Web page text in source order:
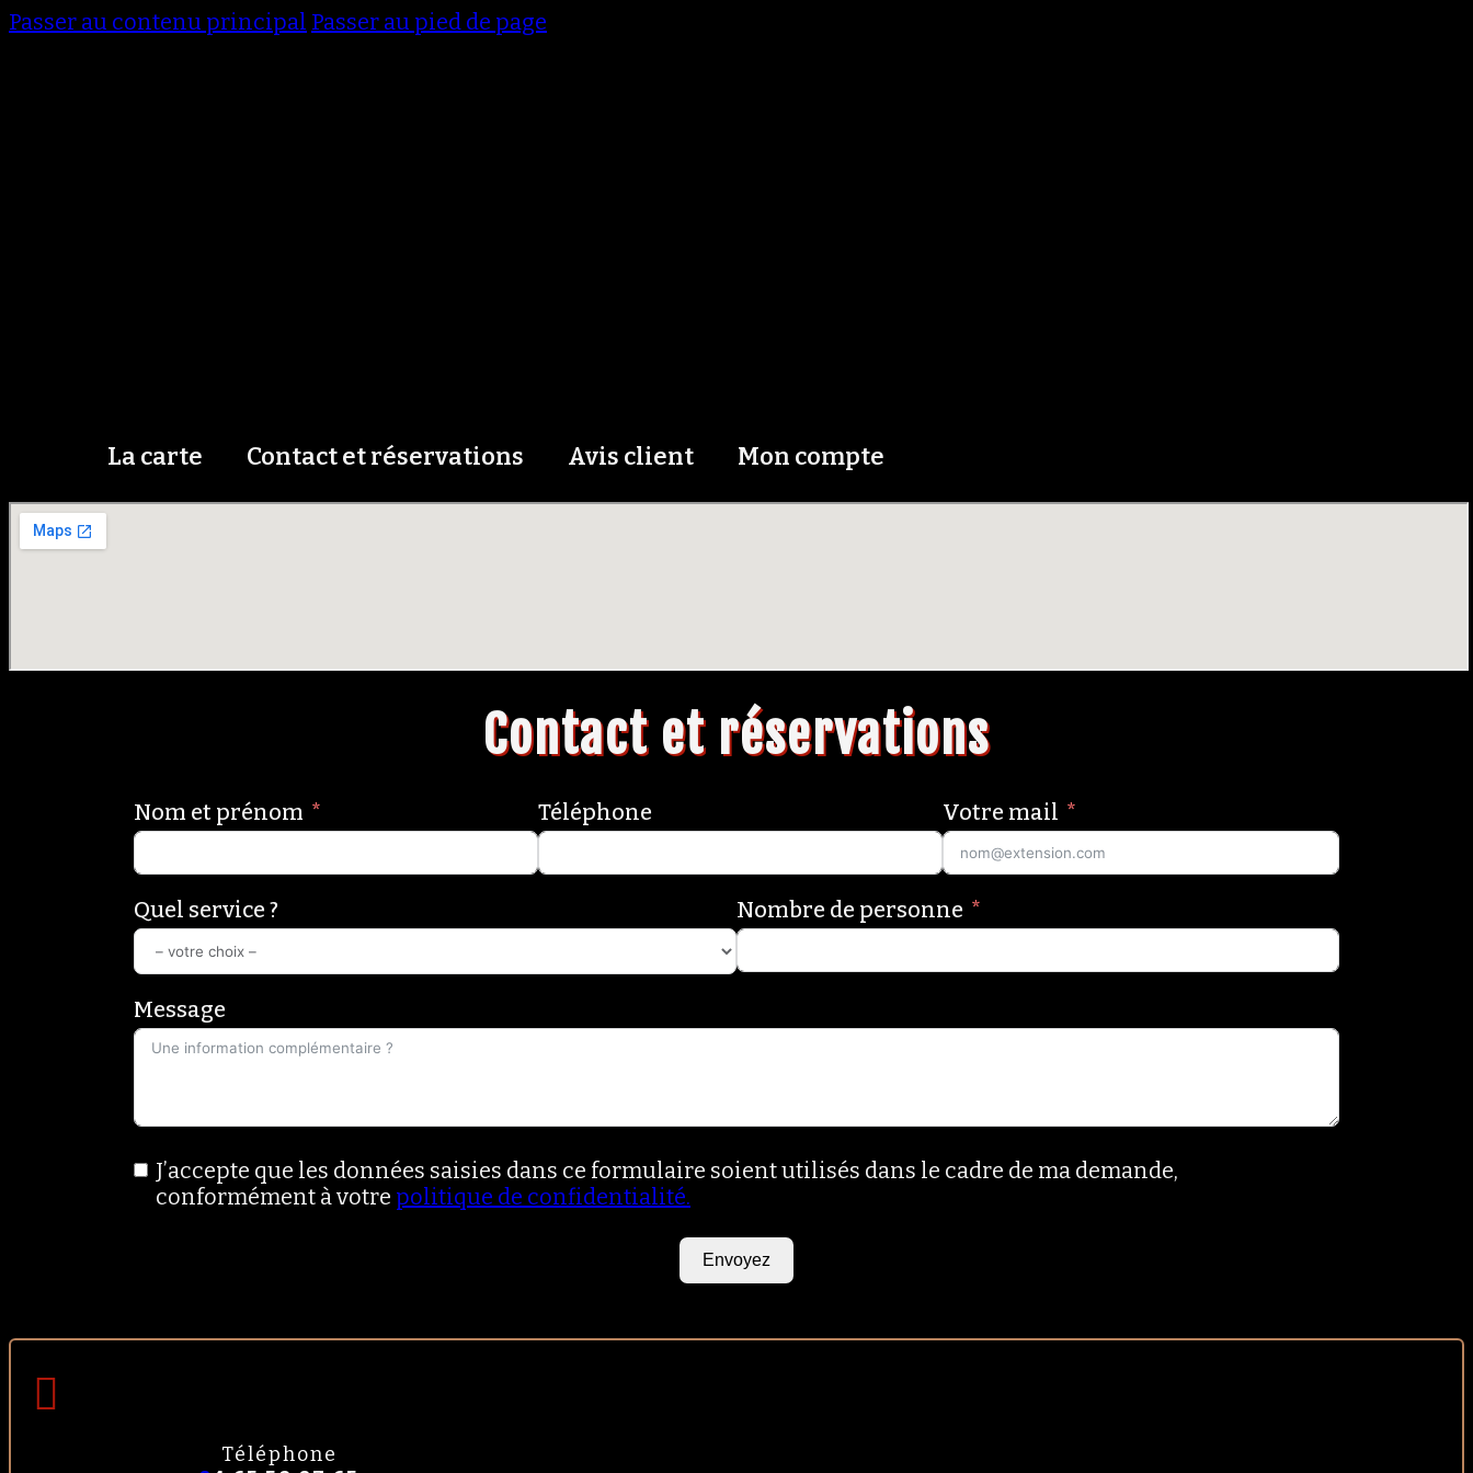
Passer au contenu principal Passer au pied de page
La carte Contact et réservations Avis client Mon compte
Contact et réservations
Nom et prénom Téléphone Votre mail
Quel service ? Nombre de personne
Message
J’accepte que les données saisies dans ce formulaire soient utilisés dans le cadre de ma demande,
conformément à votre politique de confidentialité.
Envoyez
Téléphone